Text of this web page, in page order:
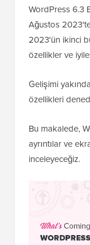
WordPress 6.3
Ağustos
2023'ün ikinci
özellikler ve
Gelişimi
özellikleri
Bu makalede,
ayrıntılar ve
inceleyeceğiz.